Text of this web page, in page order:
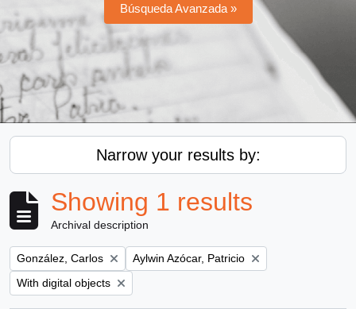
Búsqueda Avanzada »
Narrow your results by:
Showing 1 results
Archival description
Remove filter:
González, Carlos Remove filter:
Aylwin Azócar, Patricio
Remove filter:
With digital objects